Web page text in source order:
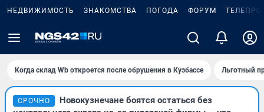
НЕДВИЖИМОСТЬ ЗНАКОМСТВА ПОГОДА ФОРУМ
Когда склад Wb откроется после обрушения в Кузбассе Льготный
СРОЧНО
Новокузнечане боятся остаться без